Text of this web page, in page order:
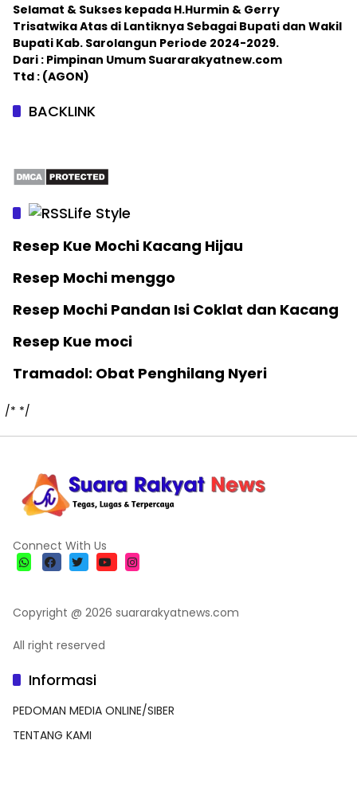
Selamat & Sukses kepada H.Hurmin & Gerry
Trisatwika Atas di Lantiknya Sebagai Bupati dan Wakil
Bupati Kab. Sarolangun Periode 2024-2029.
Dari : Pimpinan Umum Suararakyatnew.com
Ttd : (AGON)
BACKLINK
Life Style
Resep Kue Mochi Kacang Hijau
Resep Mochi menggo
Resep Mochi Pandan Isi Coklat dan Kacang
Resep Kue moci
Tramadol: Obat Penghilang Nyeri
/* */
Connect With Us
Copyright @ 2026 suararakyatnews.com
All right reserved
Informasi
PEDOMAN MEDIA ONLINE/SIBER
TENTANG KAMI